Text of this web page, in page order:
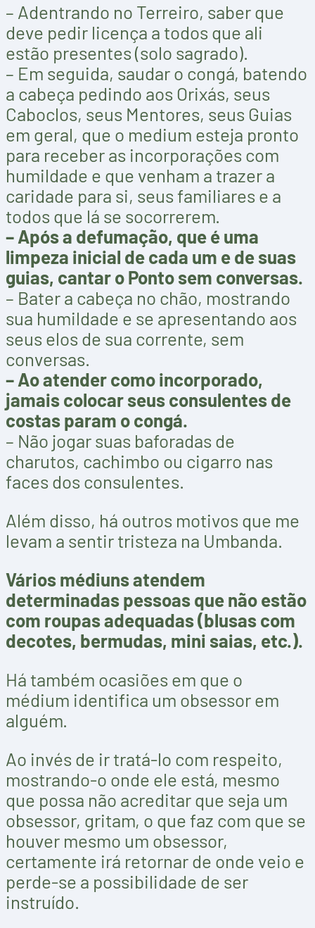
– Adentrando no Terreiro, saber que
deve pedir licença a todos que ali
estão presentes (solo sagrado).
– Em seguida, saudar o congá, batendo
a cabeça pedindo aos Orixás, seus
Caboclos, seus Mentores, seus Guias
em geral, que o medium esteja pronto
para receber as incorporações com
humildade e que venham a trazer a
caridade para si, seus familiares e a
todos que lá se socorrerem.
– Após a defumação, que é uma
limpeza inicial de cada um e de suas
guias, cantar o Ponto sem conversas.
– Bater a cabeça no chão, mostrando
sua humildade e se apresentando aos
seus elos de sua corrente, sem
conversas.
– Ao atender como incorporado,
jamais colocar seus consulentes de
costas param o congá.
– Não jogar suas baforadas de
charutos, cachimbo ou cigarro nas
faces dos consulentes.
Além disso, há outros motivos que me
levam a sentir tristeza na Umbanda.
Vários médiuns atendem
determinadas pessoas que não estão
com roupas adequadas (blusas com
decotes, bermudas, mini saias, etc.).
Há também ocasiões em que o
médium identifica um obsessor em
alguém.
Ao invés de ir tratá-lo com respeito,
mostrando-o onde ele está, mesmo
que possa não acreditar que seja um
obsessor, gritam, o que faz com que se
houver mesmo um obsessor,
certamente irá retornar de onde veio e
perde-se a possibilidade de ser
instruído.